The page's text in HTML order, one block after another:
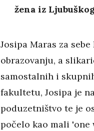
žena iz
Josipa Maras za
obrazovanju, a
samostalnih i
fakultetu, Josipa je
poduzetništvo te je
počelo kao mali 'one